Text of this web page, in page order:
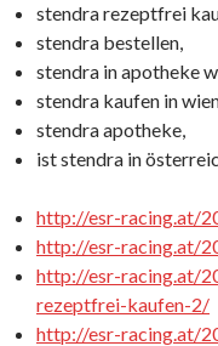
stendra rezeptfrei
stendra bestellen,
stendra in apotheke
stendra kaufen in
stendra apotheke,
ist stendra in
http://esr-racing.at/
http://esr-racing.at/
http://esr-racing.at/
rezeptfrei-kaufen-2/
http://esr-racing.at/